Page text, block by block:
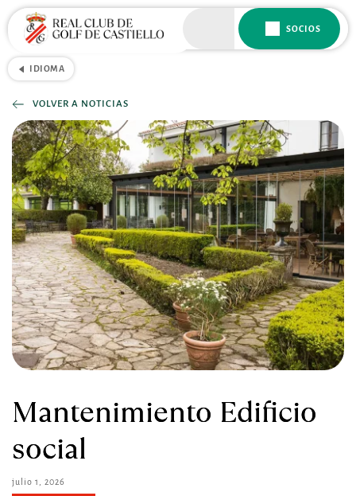
SOCIOS
IDIOMA
VOLVER A NOTICIAS
Mantenimiento Edificio
social
julio 1, 2026